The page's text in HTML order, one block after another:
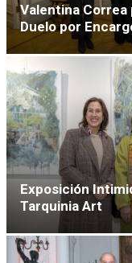
Valentina
Duelo por
Exposición
Tarquinia Art